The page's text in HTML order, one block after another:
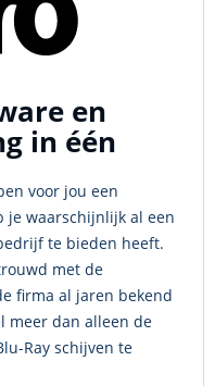
en
in één
voor jou een
je waarschijnlijk al een
te bieden heeft.
met de
firma al jaren bekend
meer dan alleen de
Ray schijven te